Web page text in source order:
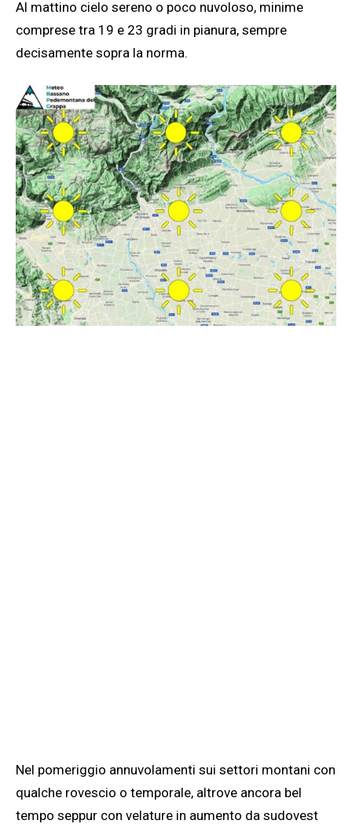
Al mattino cielo sereno o poco nuvoloso, minime
comprese tra 19 e 23 gradi in pianura, sempre
decisamente sopra la norma.
Nel pomeriggio annuvolamenti sui settori montani con
qualche rovescio o temporale, altrove ancora bel
tempo seppur con velature in aumento da sudovest